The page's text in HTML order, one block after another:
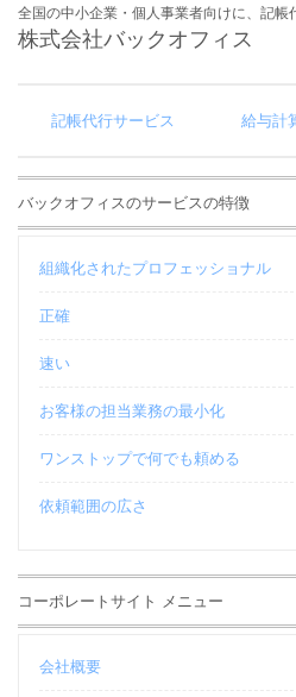
全国の中小企業・個人事業者向けに、記帳
株式会社バックオフィス
記帳代行サービス 給与計
バックオフィスのサービスの特徴
組織化されたプロフェッショナル
正確
速い
お客様の担当業務の最小化
ワンストップで何でも頼める
依頼範囲の広さ
コーポレートサイト メニュー
会社概要